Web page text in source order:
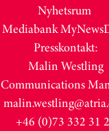
Nyhetsrum
Mediabank
Presskontakt:
Malin Westling
Communications
+46 (0)73 332 31